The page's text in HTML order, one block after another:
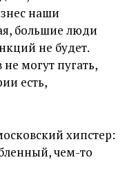
наши
большие люди
не будет.
могут пугать,
есть,
хипстер:
чем-то